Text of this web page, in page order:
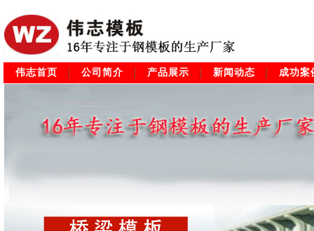
伟志首页 公司简介 产品展示 新闻动态 成功案